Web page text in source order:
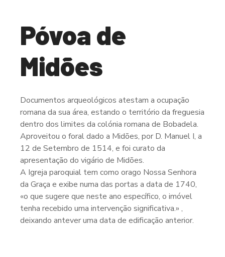
Póvoa de
Midões
Documentos arqueológicos atestam a ocupação
romana da sua área, estando o território da freguesia
dentro dos limites da colónia romana de Bobadela.
Aproveitou o foral dado a Midões, por D. Manuel I, a
12 de Setembro de 1514, e foi curato da
apresentação do vigário de Midões.
A Igreja paroquial tem como orago Nossa Senhora
da Graça e exibe numa das portas a data de 1740,
«o que sugere que neste ano específico, o imóvel
tenha recebido uma intervenção significativa.» ,
deixando antever uma data de edificação anterior.